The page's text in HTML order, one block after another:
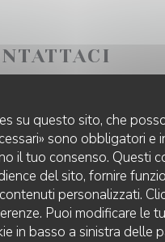
su questo sito, che
sono obbligatori e
il tuo consenso. Questi
del sito, fornire
personalizzati.
Puoi modificare le
in basso a sinistra delle
il modulo sottostante!